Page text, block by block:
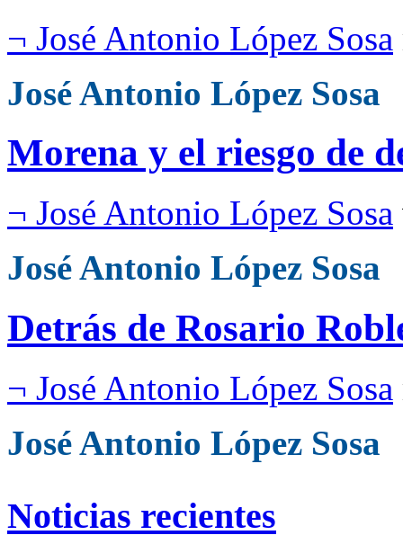
¬ José Antonio López Sosa
José Antonio López Sosa
Morena y el riesgo de
¬ José Antonio López Sosa
José Antonio López Sosa
Detrás de Rosario
¬ José Antonio López Sosa
José Antonio López Sosa
Noticias recientes